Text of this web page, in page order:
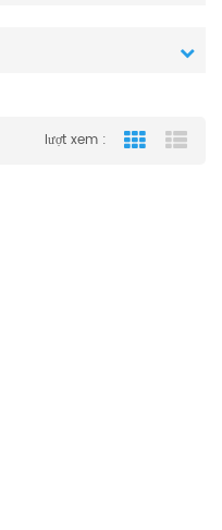
lượt xem : Grid View